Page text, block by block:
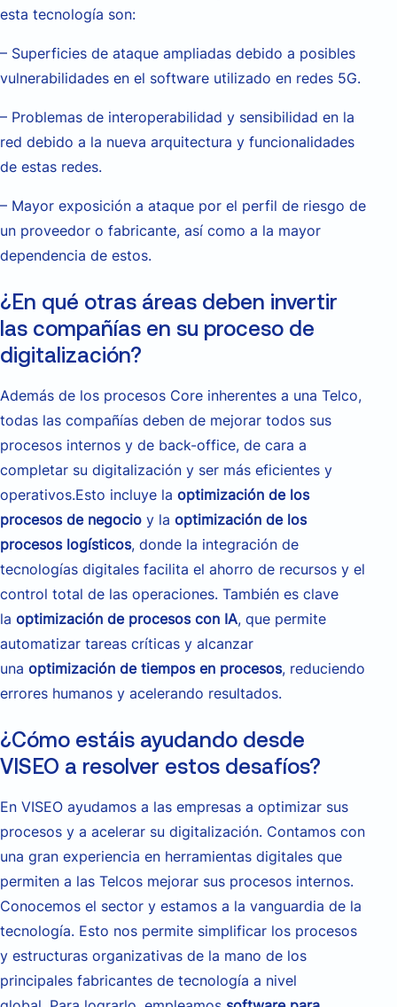
esta tecnología son:
– Superficies de ataque ampliadas debido a posibles
vulnerabilidades en el software utilizado en redes 5G.
– Problemas de interoperabilidad y sensibilidad en la
red debido a la nueva arquitectura y funcionalidades
de estas redes.
– Mayor exposición a ataque por el perfil de riesgo de
un proveedor o fabricante, así como a la mayor
dependencia de estos.
¿En qué otras áreas deben invertir
las compañías en su proceso de
digitalización?
Además de los procesos Core inherentes a una Telco,
todas las compañías deben de mejorar todos sus
procesos internos y de back-office, de cara a
completar su digitalización y ser más eficientes y
operativos.Esto incluye la optimización de los
procesos de negocio y la optimización de los
procesos logísticos, donde la integración de
tecnologías digitales facilita el ahorro de recursos y el
control total de las operaciones. También es clave
la optimización de procesos con IA, que permite
automatizar tareas críticas y alcanzar
una optimización de tiempos en procesos, reduciendo
errores humanos y acelerando resultados.
¿Cómo estáis ayudando desde
VISEO a resolver estos desafíos?
En VISEO ayudamos a las empresas a optimizar sus
procesos y a acelerar su digitalización. Contamos con
una gran experiencia en herramientas digitales que
permiten a las Telcos mejorar sus procesos internos.
Conocemos el sector y estamos a la vanguardia de la
tecnología. Esto nos permite simplificar los procesos
y estructuras organizativas de la mano de los
principales fabricantes de tecnología a nivel